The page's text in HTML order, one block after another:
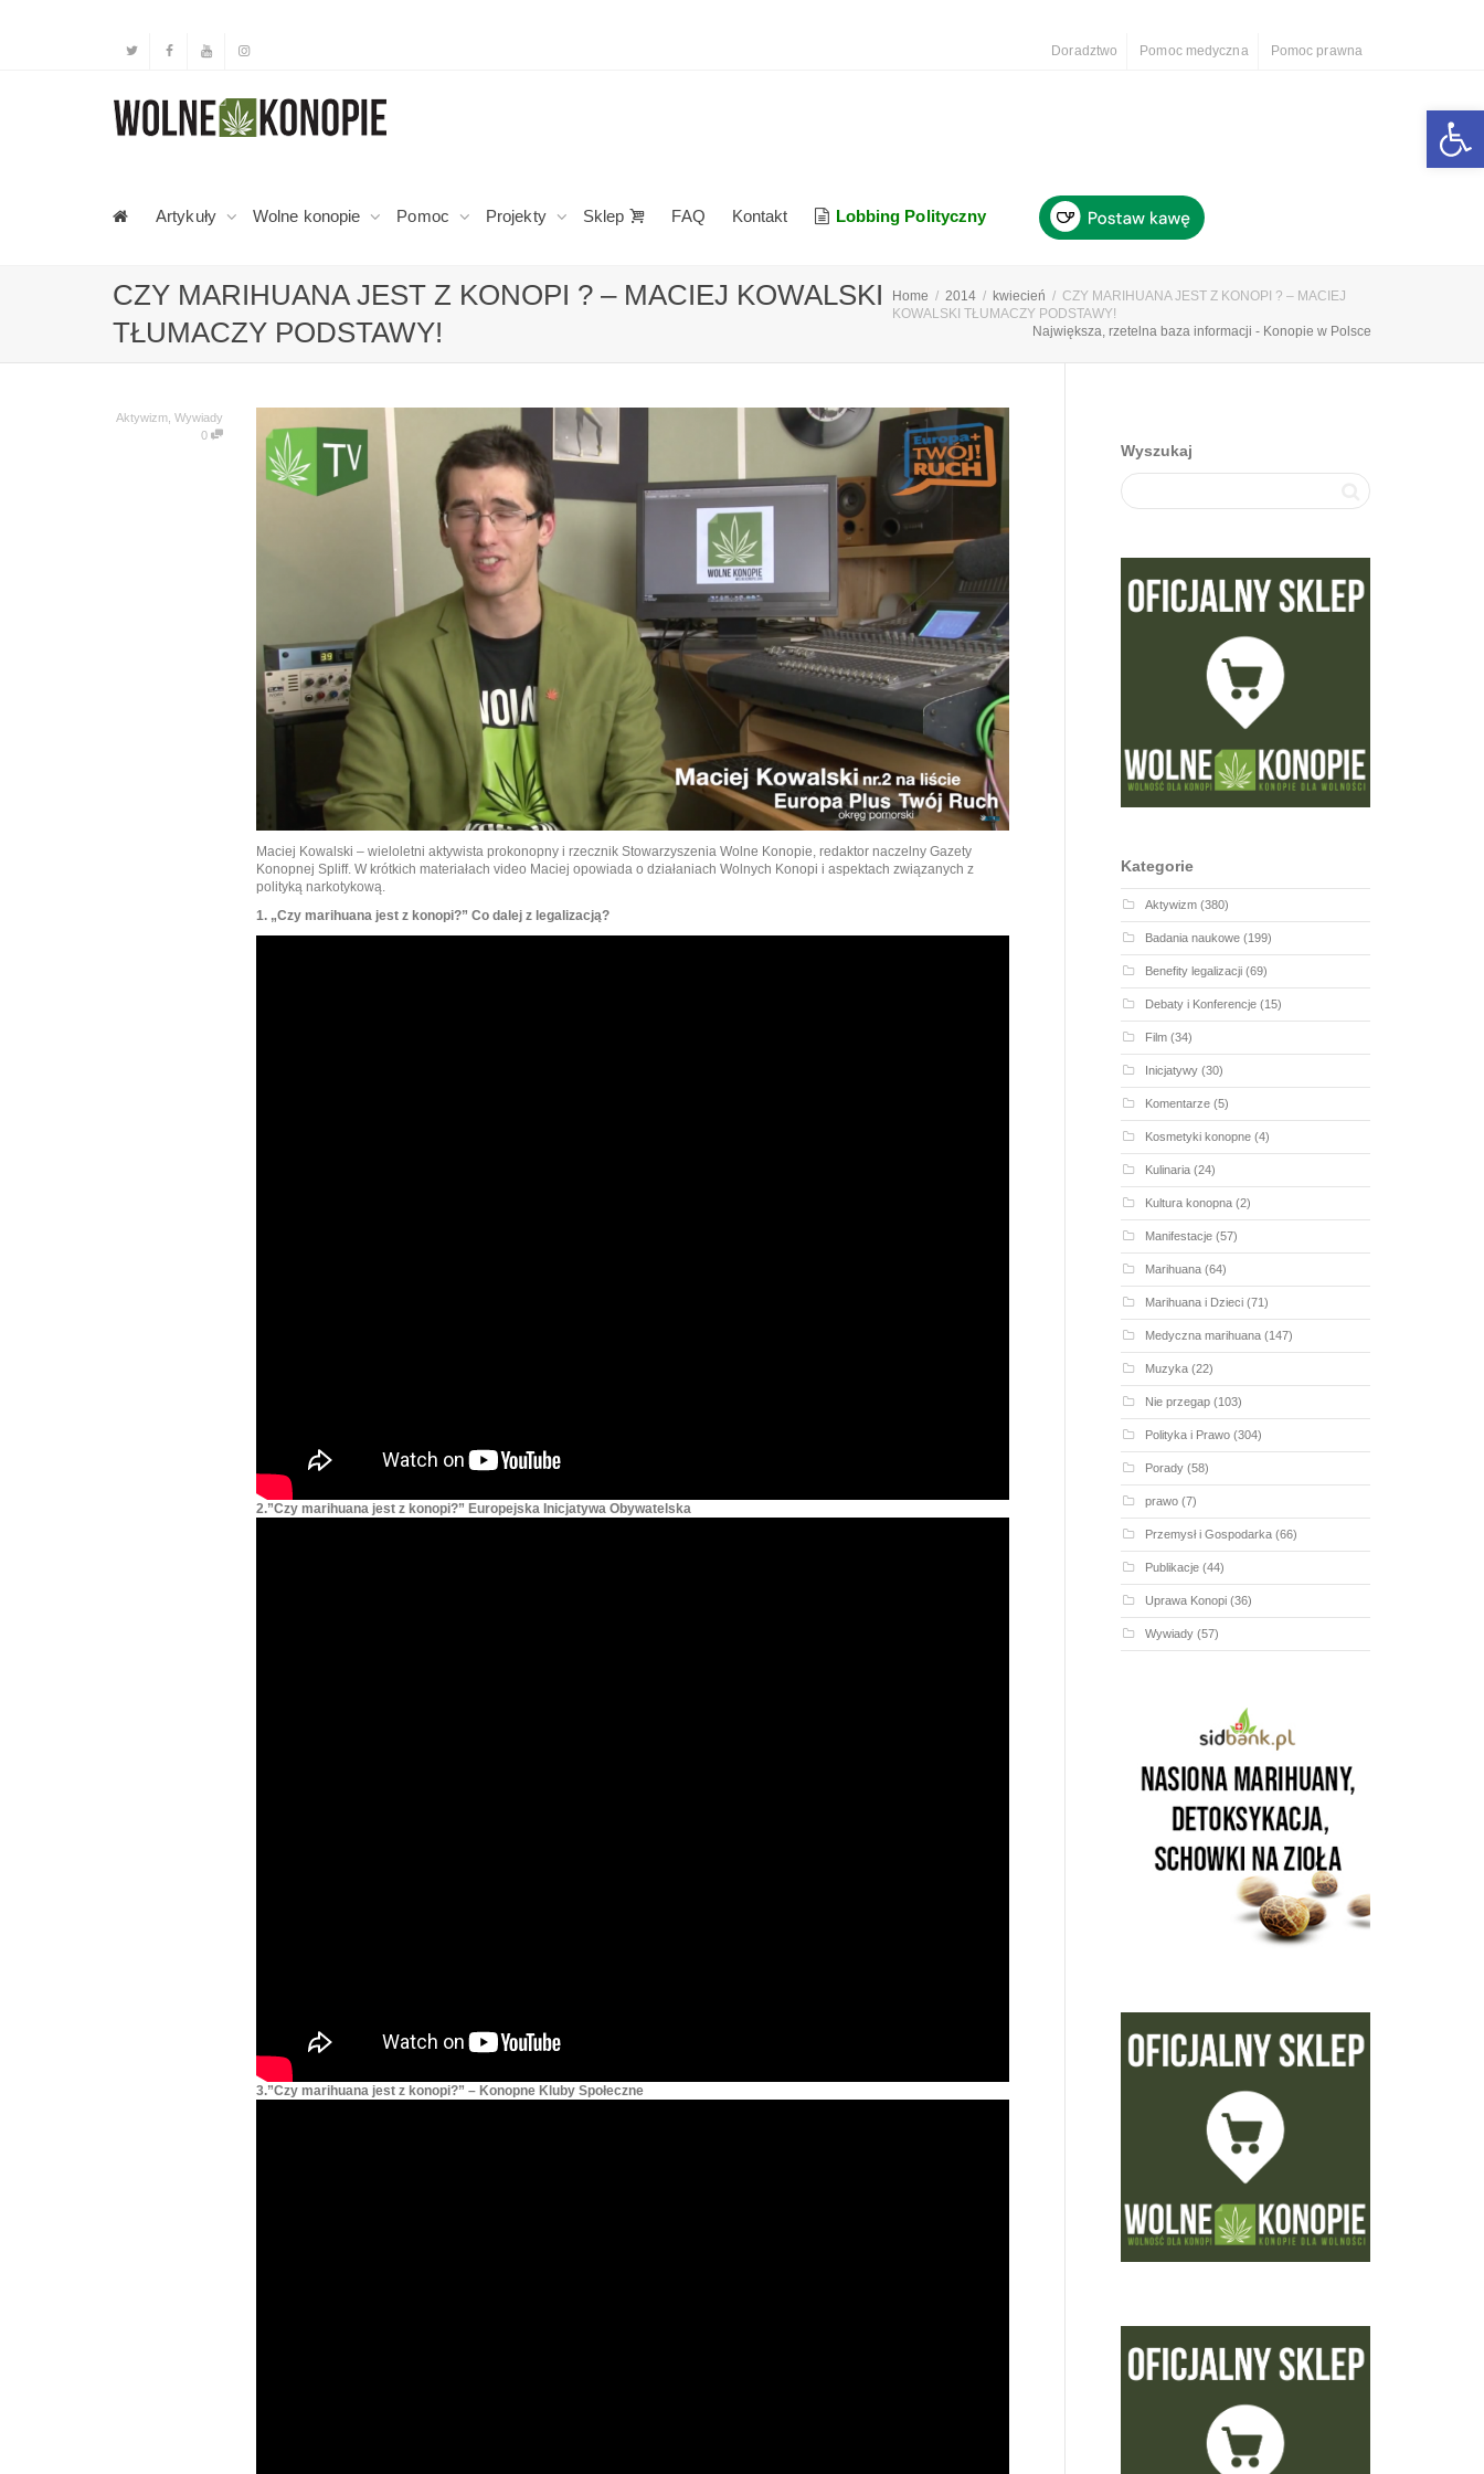
Doradztwo Pomoc medyczna Pomoc prawna
Artykuły Wolne konopie Pomoc Projekty Sklep FAQ Kontakt Lobbing Polityczny
CZY MARIHUANA JEST Z KONOPI ? – MACIEJ KOWALSKI
TŁUMACZY PODSTAWY!
Home 2014 kwiecień
CZY MARIHUANA JEST Z KONOPI ? – MACIEJ
KOWALSKI TŁUMACZY PODSTAWY!
Największa, rzetelna baza informacji - Konopie w Polsce
Aktywizm Wywiady
0
Maciej Kowalski – wieloletni aktywista prokonopny i rzecznik Stowarzyszenia Wolne Konopie, redaktor naczelny Gazety
Konopnej Spliff. W krótkich materiałach video Maciej opowiada o działaniach Wolnych Konopi i aspektach związanych z
polityką narkotykową.
1. „Czy marihuana jest z konopi?” Co dalej z legalizacją?
2.”Czy marihuana jest z konopi?” Europejska Inicjatywa Obywatelska
3.”Czy marihuana jest z konopi?” – Konopne Kluby Społeczne
Wyszukaj
Kategorie
Aktywizm(380)
Badania naukowe(199)
Benefity legalizacji(69)
Debaty i Konferencje(15)
Film(34)
Inicjatywy(30)
Komentarze(5)
Kosmetyki konopne(4)
Kulinaria(24)
Kultura konopna(2)
Manifestacje(57)
Marihuana(64)
Marihuana i Dzieci(71)
Medyczna marihuana(147)
Muzyka(22)
Nie przegap(103)
Polityka i Prawo(304)
Porady(58)
prawo(7)
Przemysł i Gospodarka(66)
Publikacje(44)
Uprawa Konopi(36)
Wywiady(57)